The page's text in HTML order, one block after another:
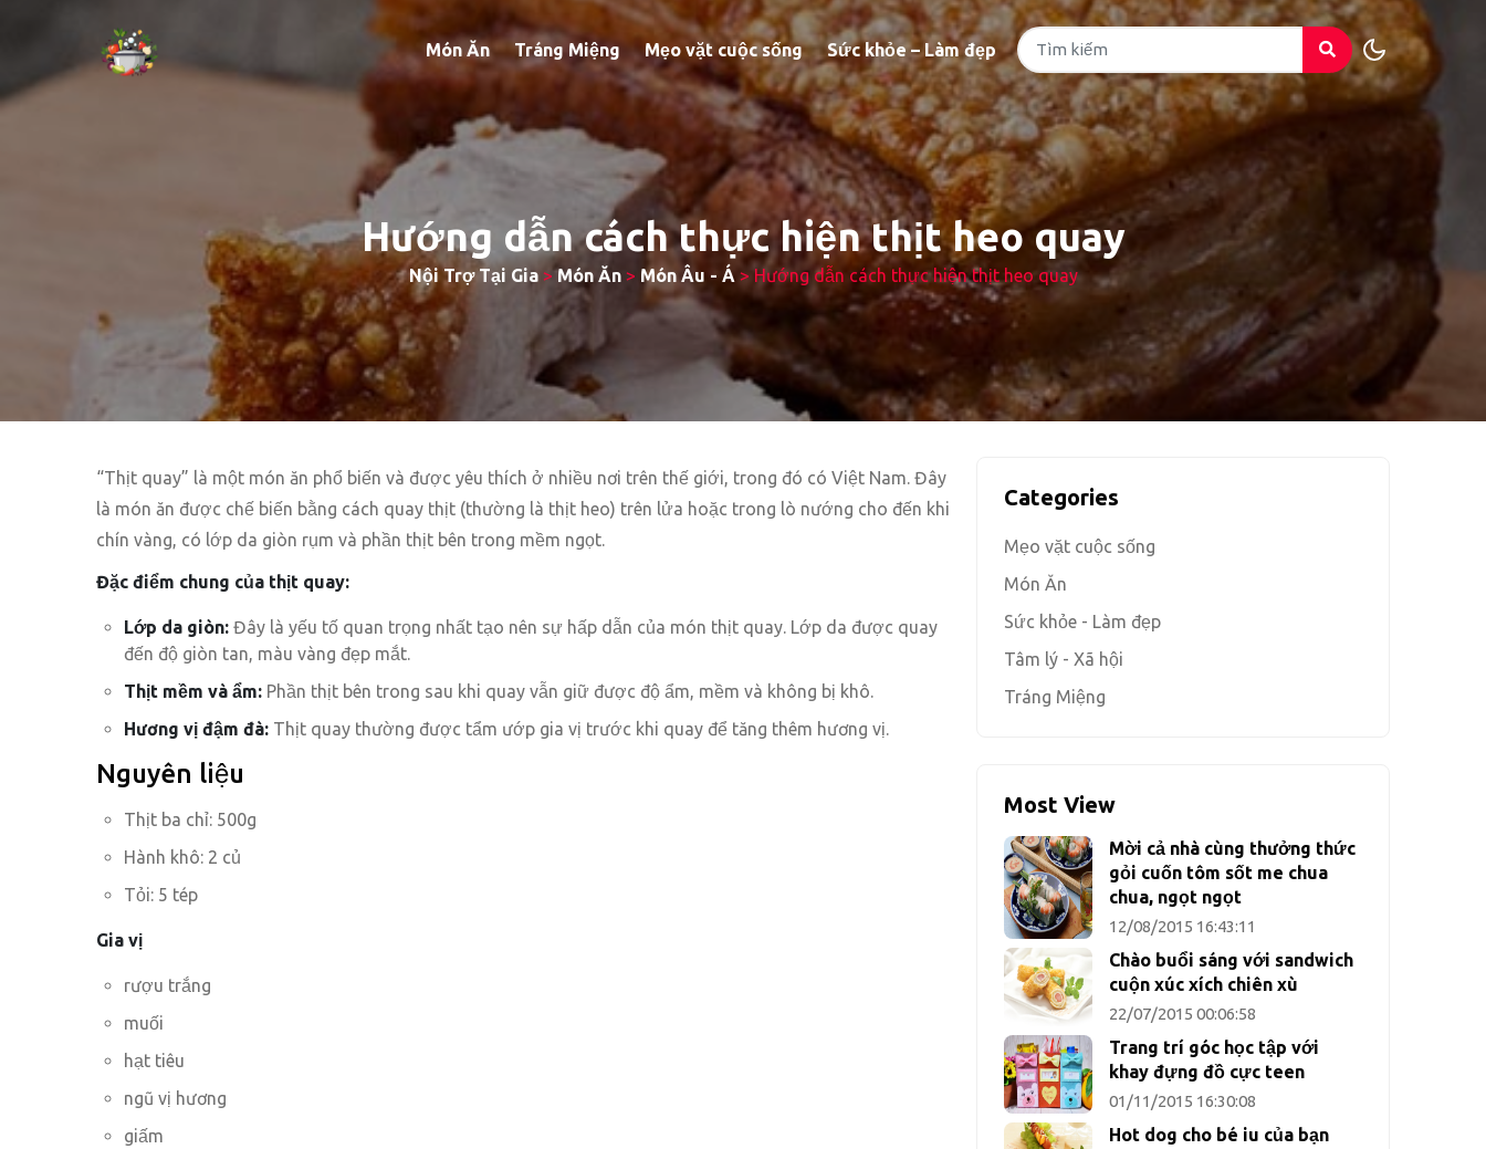
Món Ăn Tráng Miệng Mẹo vặt cuộc sống Sức khỏe – Làm đẹp
Hướng dẫn cách thực hiện thịt heo quay
Nội Trợ Tại Gia>Món Ăn> Món Âu - Á > Hướng dẫn cách thực hiện thịt heo quay
“Thịt quay” là một món ăn phổ biến và được yêu thích ở nhiều nơi trên thế giới, trong đó có Việt Nam. Đây
là món ăn được chế biến bằng cách quay thịt (thường là thịt heo) trên lửa hoặc trong lò nướng cho đến khi
chín vàng, có lớp da giòn rụm và phần thịt bên trong mềm ngọt.
Đặc điểm chung của thịt quay:
Lớp da giòn: Đây là yếu tố quan trọng nhất tạo nên sự hấp dẫn của món thịt quay. Lớp da được quay
đến độ giòn tan, màu vàng đẹp mắt.
Thịt mềm và ẩm: Phần thịt bên trong sau khi quay vẫn giữ được độ ẩm, mềm và không bị khô.
Hương vị đậm đà: Thịt quay thường được tẩm ướp gia vị trước khi quay để tăng thêm hương vị.
Nguyên liệu
Thịt ba chỉ: 500g
Hành khô: 2 củ
Tỏi: 5 tép
Gia vị
rượu trắng
muối
hạt tiêu
ngũ vị hương
giấm
Categories
Mẹo vặt cuộc sống
Món Ăn
Sức khỏe - Làm đẹp
Tâm lý - Xã hội
Tráng Miệng
Most View
Mời cả nhà cùng thưởng thức
gỏi cuốn tôm sốt me chua
chua, ngọt ngọt
12/08/2015 16:43:11
Chào buổi sáng với sandwich
cuộn xúc xích chiên xù
22/07/2015 00:06:58
Trang trí góc học tập với
khay đựng đồ cực teen
01/11/2015 16:30:08
Hot dog cho bé iu của bạn